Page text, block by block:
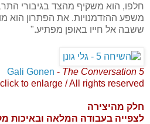
חלפו, הוא משקיף מהצד בגיבורי
משפע ההזדמנויות. את הפתרון הוא
ששבה אל חייו באופן מפתיע."
Gali Gonen - The Conversation 5
to enlarge / All rights reserved
חלק מהיצירה
לצפייה בעבודה המלאה ובאיכות